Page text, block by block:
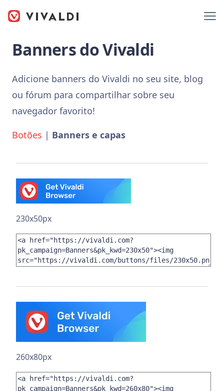
Banners do Vivaldi
Adicione banners do Vivaldi no seu site, blog
ou fórum para compartilhar sobre seu
navegador favorito!
Botões | Banners e capas
230x50px
260x80px